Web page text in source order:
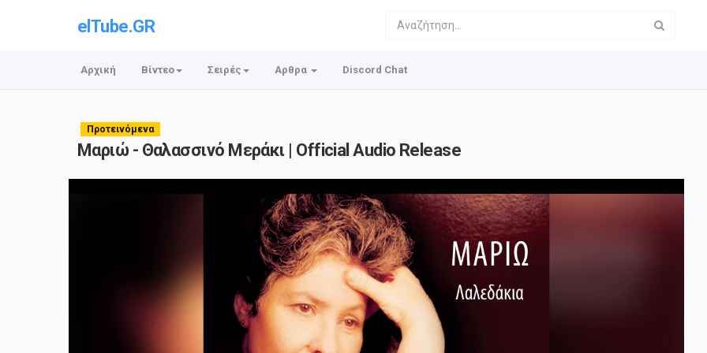
elTube.GR
Αρχική Βίντεο Σειρές Αρθρα Discord Chat
Προτεινόμενα
Μαριώ ‎- Θαλασσινό Μεράκι | Official Audio Release